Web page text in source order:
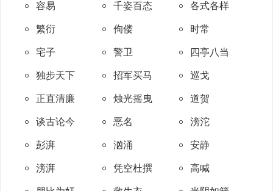
容易 千姿百态 各式各样
繁衍 佝偻 时常
宅子 警卫 四亭八当
独步天下 招军买马 巡戈
正直清廉 烛光摇曳 道贺
谈古论今 恶名 滂沱
彭湃 汹涌 安静
滂湃 凭空杜撰 高喊